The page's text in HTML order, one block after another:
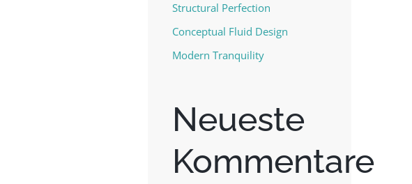
Structural Perfection
Conceptual Fluid Design
Modern Tranquility
Neueste
Kommentare